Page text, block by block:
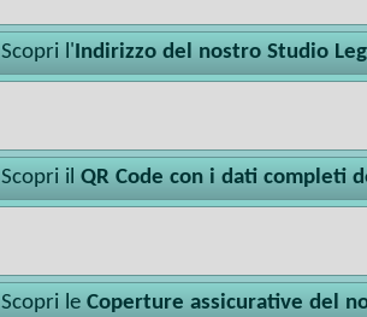
Scopri l' Indirizzo del nostro Studio
Scopri ilQR Code con i dati completi
Scopri leCoperture assicurative del